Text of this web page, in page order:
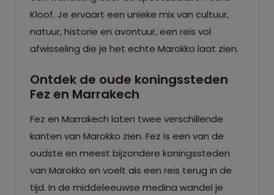
Kloof. Je ervaart een unieke mix van cultuur,
natuur, historie en avontuur, een reis vol
afwisseling die je het echte Marokko laat zien.
Ontdek de oude koningssteden
Fez en Marrakech
Fez en Marrakech laten twee verschillende
kanten van Marokko zien. Fez is een van de
oudste en meest bijzondere koningssteden
van Marokko en voelt als een reis terug in de
tijd. In de middeleeuwse medina wandel je